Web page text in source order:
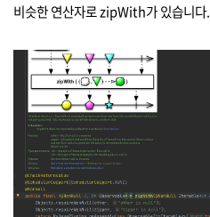
비슷한 연산자로 zipWith가 있습니다.